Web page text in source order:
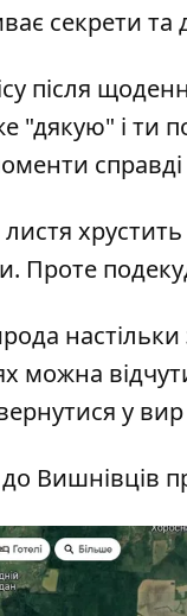
секрети та
після
"дякую" і ти
Проте
можна
у
Вишнівців